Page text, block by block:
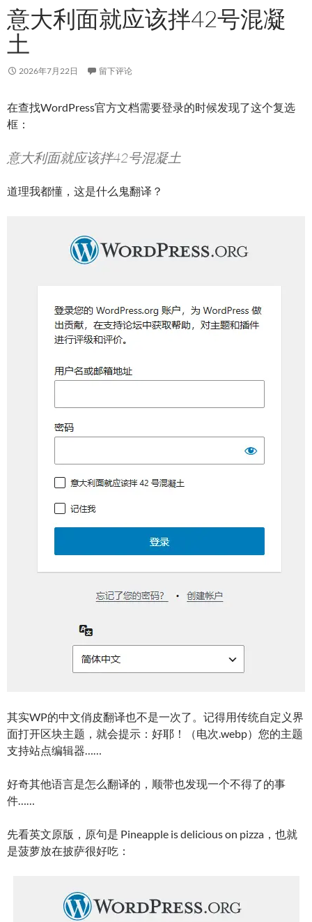
意大利面就应该拌42号混凝
土
2026年7月22日 留下评论
在查找WordPress官方文档需要登录的时候发现了这个复选
框：
意大利面就应该拌42号混凝土
道理我都懂，这是什么鬼翻译？
其实WP的中文俏皮翻译也不是一次了。记得用传统自定义界
面打开区块主题，就会提示：好耶！（电次.webp）您的主题
支持站点编辑器……
好奇其他语言是怎么翻译的，顺带也发现一个不得了的事
件……
先看英文原版，原句是 Pineapple is delicious on pizza，也就
是菠萝放在披萨很好吃：